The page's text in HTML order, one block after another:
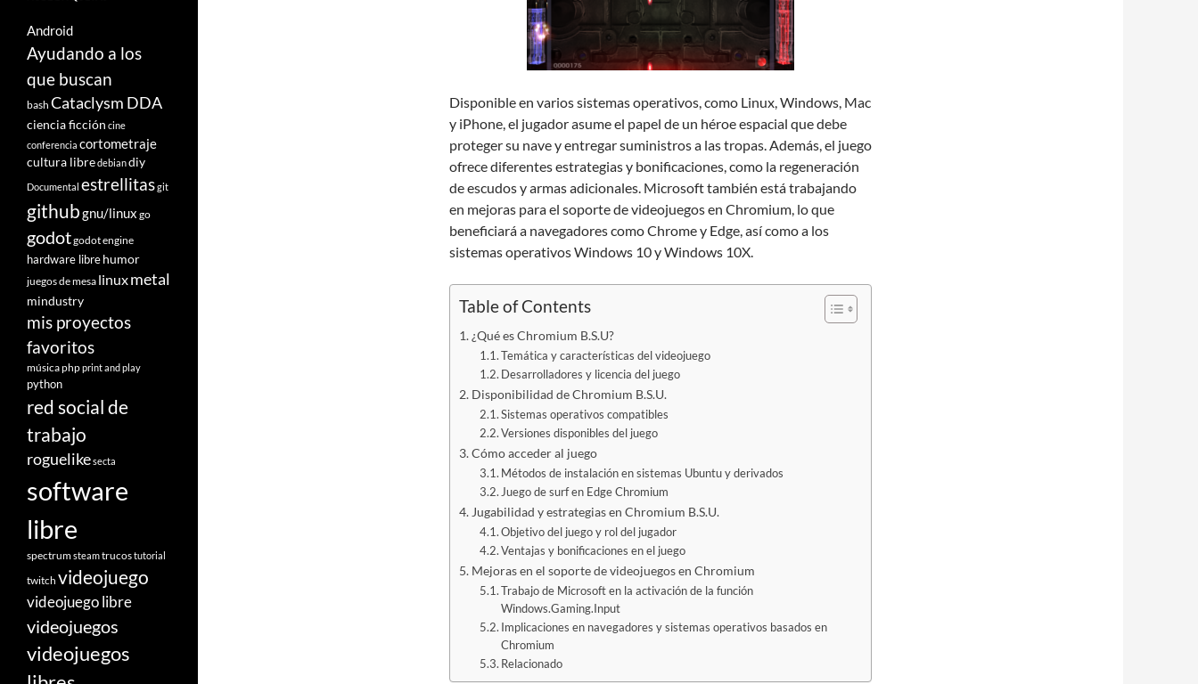
Disponible en varios sistemas operativos, como Linux, Windows, Mac
y iPhone, el jugador asume el papel de un héroe espacial que debe
proteger su nave y entregar suministros a las tropas. Además, el juego
ofrece diferentes estrategias y bonificaciones, como la regeneración
de escudos y armas adicionales. Microsoft también está trabajando
en mejoras para el soporte de videojuegos en Chromium, lo que
beneficiará a navegadores como Chrome y Edge, así como a los
sistemas operativos Windows 10 y Windows 10X.
Table of Contents
¿Qué es Chromium B.S.U?
Temática y características del videojuego
Desarrolladores y licencia del juego
Disponibilidad de Chromium B.S.U.
Sistemas operativos compatibles
Versiones disponibles del juego
Cómo acceder al juego
Métodos de instalación en sistemas Ubuntu y derivados
Juego de surf en Edge Chromium
Jugabilidad y estrategias en Chromium B.S.U.
Objetivo del juego y rol del jugador
Ventajas y bonificaciones en el juego
Mejoras en el soporte de videojuegos en Chromium
Trabajo de Microsoft en la activación de la función
Windows.Gaming.Input
Implicaciones en navegadores y sistemas operativos basados en
Chromium
Relacionado
Android
Ayudando a los
que buscan
bash Cataclysm DDA
ciencia ficción cine
conferencia cortometraje
cultura libredebiandiy
Documental estrellitasgit
githubgnu/linux go
godotgodot engine
hardware librehumor
juegos de mesa linuxmetal
mindustry
mis proyectos
favoritos
músicaphpprint and play
python
red social de
trabajo
roguelikesecta
software
libre
spectrumsteamtrucostutorial
twitch videojuego
videojuego libre
videojuegos
videojuegos